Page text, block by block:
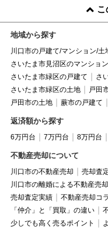
こ
地域から探す
川口市の戸建て/マンション/土
さいたま市見沼区のマンション
さいたま市緑区の戸建て
さ
さいたま市緑区の土地
戸田
戸田市の土地
蕨市の戸建て
返済額から探す
6万円台 7万円台 8万円台
不動産売却について
川口市の不動産売却 売却査
川口市の離婚による不動産売却
売却査定実績
不動産売却コ
「仲介」と「買取」の違い
少しでも高く売るポイント